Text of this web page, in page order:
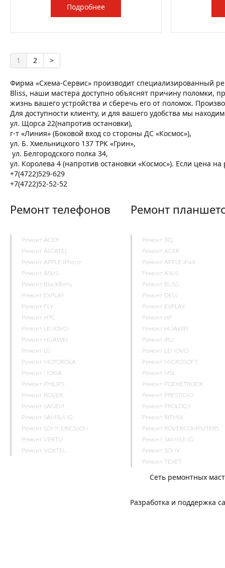
Подробнее
1 2 >
Фирма «Схема-Сервис» производит специализированный
Bliss, наши мастера доступно объяснят причину поломки,
жизнь вашего устройства и сберечь его от поломок.
Для доступности клиенту, и для вашего удобства мы
ул. Щорса 22(напротив остановки),
г-т «Линия» (Боковой вход со стороны ДС «Космос»),
ул. Б. Хмельницкого 137 ТРК «Грин»,
ул. Белгородского полка 34,
ул. Королева 4 (напротив остановки «Космос»). Если цена
+7(4722)529-629
+7(4722)52-52-52
Ремонт телефонов
Ремонт ACER
Ремонт ALCATEL
Ремонт APPLE iPhone
Ремонт ASUS
Ремонт BlackBerry
Ремонт EXPLAY
Ремонт FLY
Ремонт HTC
Ремонт LENOVO
Ремонт HUAWEI
Ремонт LG
Ремонт MOTOROLA
Ремонт NOKIA
Ремонт PHILIPS
Ремонт ROVER
Ремонт SAGEM
Ремонт SAMSUNG
Ремонт SONY ERICSSON
Ремонт VERTU
Ремонт VOXTEL
Ремонт
Ремонт 3Q
Ремонт ACER
Ремонт APPLE iPad
Ремонт ASUS
Ремонт BLISS
Ремонт DELL
Ремонт EXPLAY
Ремонт HP
Ремонт HUAWEI
Ремонт IRU
Ремонт LENOVO
Ремонт MICROSOFT
Ремонт MSI
Ремонт POCKETBOOK
Ремонт PRESTIGIO
Ремонт PROLOGY
Ремонт RITMIX
Ремонт ROVERCOMPUTERS
Ремонт SAMSUNG
Ремонт SONY
Ремонт TEXET
Сеть ремонтных
Разработка и поддержка